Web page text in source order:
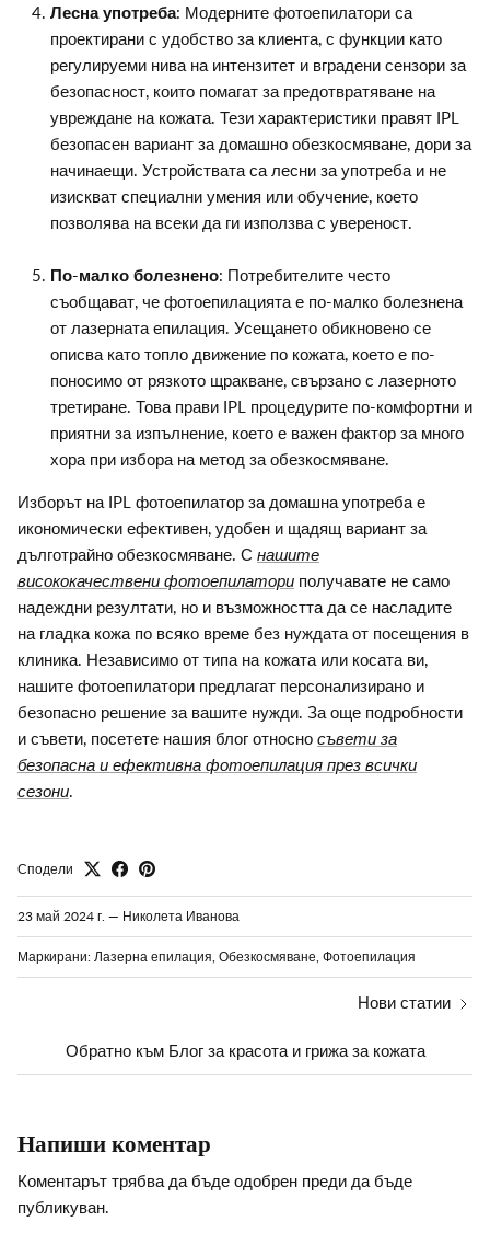
Лесна употреба: Модерните фотоепилатори са
проектирани с удобство за клиента, с функции като
регулируеми нива на интензитет и вградени сензори за
безопасност, които помагат за предотвратяване на
увреждане на кожата. Тези характеристики правят IPL
безопасен вариант за домашно обезкосмяване, дори за
начинаещи. Устройствата са лесни за употреба и не
изискват специални умения или обучение, което
позволява на всеки да ги използва с увереност.
По-малко болезнено: Потребителите често
съобщават, че фотоепилацията е по-малко болезнена
от лазерната епилация. Усещането обикновено се
описва като топло движение по кожата, което е по-
поносимо от рязкото щракване, свързано с лазерното
третиране. Това прави IPL процедурите по-комфортни и
приятни за изпълнение, което е важен фактор за много
хора при избора на метод за обезкосмяване.
Изборът на IPL фотоепилатор за домашна употреба е
икономически ефективен, удобен и щадящ вариант за
дълготрайно обезкосмяване. С нашите
висококачествени фотоепилатори получавате не само
надеждни резултати, но и възможността да се насладите
на гладка кожа по всяко време без нуждата от посещения в
клиника. Независимо от типа на кожата или косата ви,
нашите фотоепилатори предлагат персонализирано и
безопасно решение за вашите нужди. За още подробности
и съвети, посетете нашия блог относно съвети за
безопасна и ефективна фотоепилация през всички
сезони
Сподели
23 май 2024 г. — Николета Иванова
Маркирани: Лазерна епилация Обезкосмяване Фотоепилация
Обратно към Блог за красота и грижа за кожата
Нови статии
Напиши коментар
Коментарът трябва да бъде одобрен преди да бъде
публикуван.